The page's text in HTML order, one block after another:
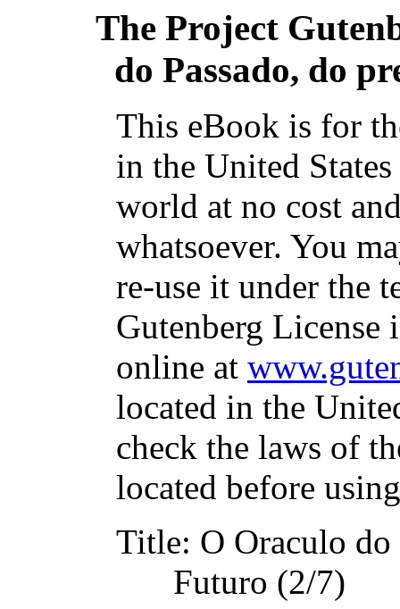
The Project
do Passado, do
This eBook is for
in the United
world at no cost
whatsoever. You
re-use it under the
Gutenberg
online at
located in the
check the laws of
located before
Title: O Oraculo do
Futuro (2/7)